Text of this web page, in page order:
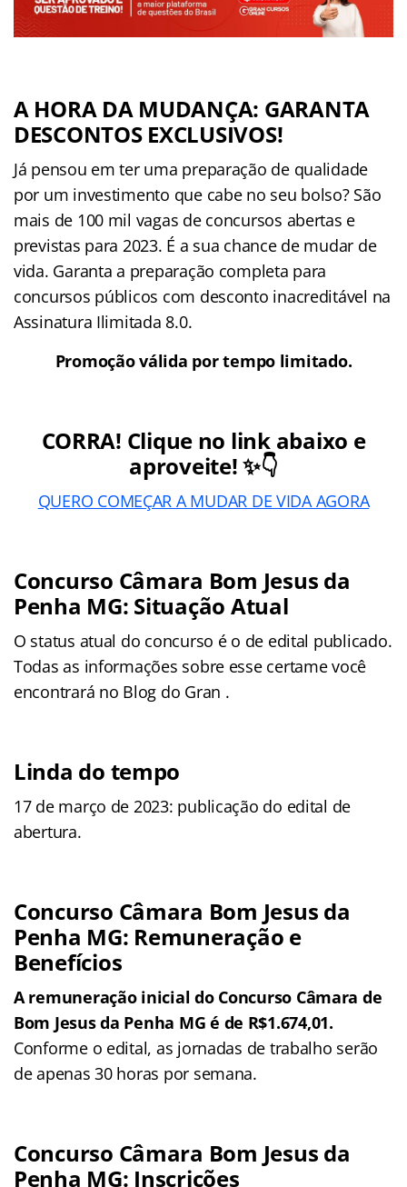
A HORA DA MUDANÇA: GARANTA
DESCONTOS EXCLUSIVOS!
Já pensou em ter uma preparação de qualidade
por um investimento que cabe no seu bolso? São
mais de 100 mil vagas de concursos abertas e
previstas para 2023. É a sua chance de mudar de
vida. Garanta a preparação completa para
concursos públicos com desconto inacreditável na
Assinatura Ilimitada 8.0.
Promoção válida por tempo limitado.
CORRA! Clique no link abaixo e
aproveite! ✨👇
QUERO COMEÇAR A MUDAR DE VIDA AGORA
Concurso Câmara Bom Jesus da
Penha MG: Situação Atual
O status atual do concurso é o de edital publicado.
Todas as informações sobre esse certame você
encontrará no Blog do Gran .
Linda do tempo
17 de março de 2023: publicação do edital de
abertura.
Concurso Câmara Bom Jesus da
Penha MG: Remuneração e
Benefícios
A remuneração inicial do Concurso Câmara de
Bom Jesus da Penha MG é de R$1.674,01.
Conforme o edital, as jornadas de trabalho serão
de apenas 30 horas por semana.
Concurso Câmara Bom Jesus da
Penha MG: Inscrições